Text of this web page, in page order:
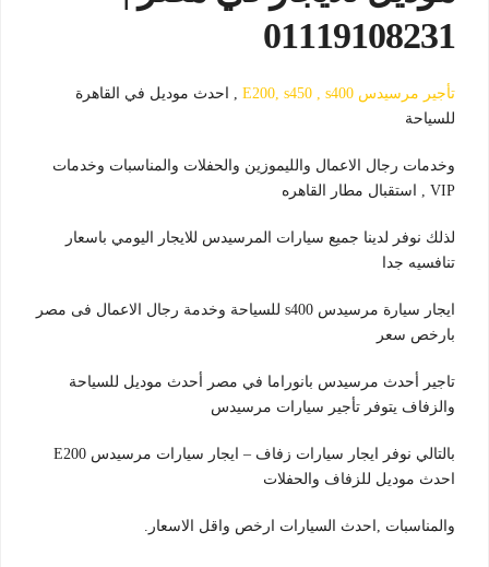
01119108231
تأجير مرسيدس E200, s450 , s400
, احدث موديل في القاهرة
للسياحة
وخدمات رجال الاعمال والليموزين والحفلات والمناسبات وخدمات
VIP , استقبال مطار القاهره
لذلك نوفر لدينا جميع سيارات المرسيدس للايجار اليومي باسعار
تنافسيه جدا
ايجار سيارة مرسيدس s400 للسياحة وخدمة رجال الاعمال فى مصر
بارخص سعر
تاجير أحدث مرسيدس بانوراما في مصر أحدث موديل للسياحة
والزفاف يتوفر تأجير سيارات مرسيدس
بالتالي نوفر ايجار سيارات زفاف – ايجار سيارات مرسيدس E200
احدث موديل للزفاف والحفلات
والمناسبات ,احدث السيارات ارخص واقل الاسعار.